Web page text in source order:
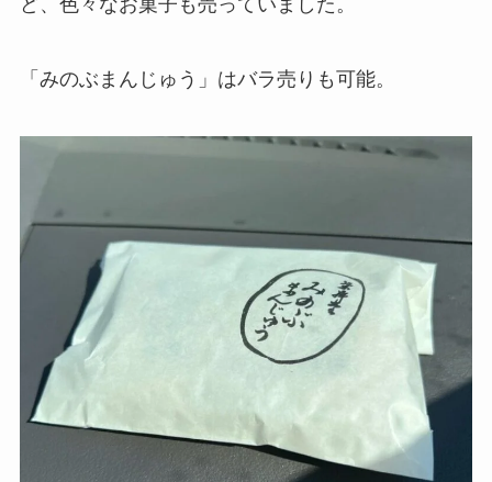
ど、色々なお菓子も売っていました。
「みのぶまんじゅう」はバラ売りも可能。